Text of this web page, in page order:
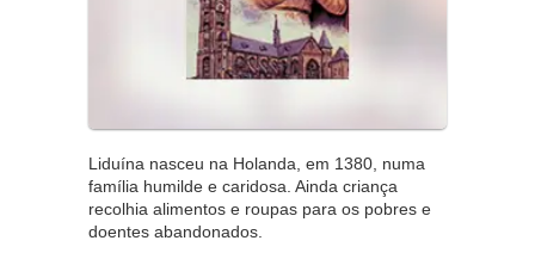
Liduína nasceu na Holanda, em 1380, numa
família humilde e caridosa. Ainda criança
recolhia alimentos e roupas para os pobres e
doentes abandonados.